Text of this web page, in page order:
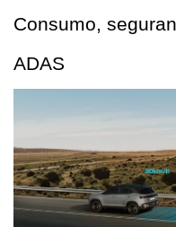
Consumo,
ADAS